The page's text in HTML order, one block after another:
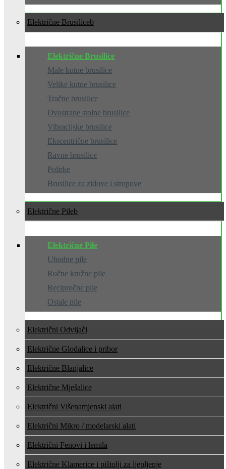
Električne Brusilice
Električne Brusilice
Male kutne brusilice
Velike kutne brusilice
Tračne brusilice
Dvostrane stolne brusilice
Vibracijske brusilice
Ekscentrične brusilice
Ravne brusilice
Polirke
Brusilice za zidove i stropove
Električne Pile
Električne Pile
Ubodne pile
Ručne kružne pile
Recipročne pile
Ostale pile
Električni Odvijači
Električne Glodalice i pribor
Električne Blanjalice
Električne Mješalice
Električni Višenamjenski alati
Električni Mikro / modelarski alati
Električni Fenovi i lemila
Električne Klamerice i pištolji za ljepljenje